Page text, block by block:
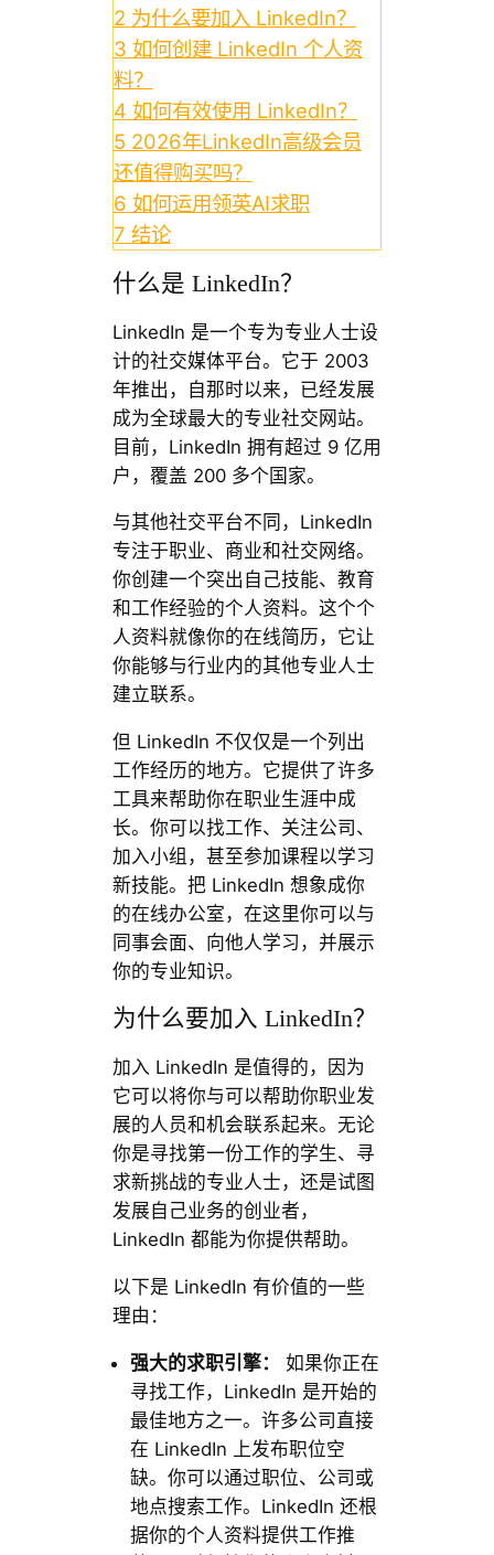
2 为什么要加入 LinkedIn？
3 如何创建 LinkedIn 个人资
料？
4 如何有效使用 LinkedIn？
5 2026年LinkedIn高级会员
还值得购买吗？
6 如何运用领英AI求职
7 结论
什么是 LinkedIn？
LinkedIn 是一个专为专业人士设
计的社交媒体平台。它于 2003
年推出，自那时以来，已经发展
成为全球最大的专业社交网站。
目前，LinkedIn 拥有超过 9 亿用
户，覆盖 200 多个国家。
与其他社交平台不同，LinkedIn
专注于职业、商业和社交网络。
你创建一个突出自己技能、教育
和工作经验的个人资料。这个个
人资料就像你的在线简历，它让
你能够与行业内的其他专业人士
建立联系。
但 LinkedIn 不仅仅是一个列出
工作经历的地方。它提供了许多
工具来帮助你在职业生涯中成
长。你可以找工作、关注公司、
加入小组，甚至参加课程以学习
新技能。把 LinkedIn 想象成你
的在线办公室，在这里你可以与
同事会面、向他人学习，并展示
你的专业知识。
为什么要加入 LinkedIn？
加入 LinkedIn 是值得的，因为
它可以将你与可以帮助你职业发
展的人员和机会联系起来。无论
你是寻找第一份工作的学生、寻
求新挑战的专业人士，还是试图
发展自己业务的创业者，
LinkedIn 都能为你提供帮助。
以下是 LinkedIn 有价值的一些
理由：
强大的求职引擎：
如果你正在
寻找工作，LinkedIn 是开始的
最佳地方之一。许多公司直接
在 LinkedIn 上发布职位空
缺。你可以通过职位、公司或
地点搜索工作。LinkedIn 还根
据你的个人资料提供工作推